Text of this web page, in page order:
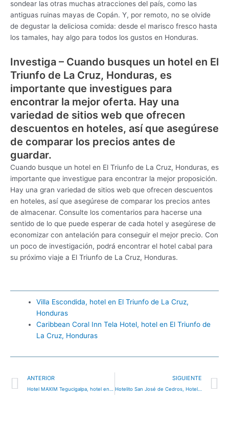
sondear las otras muchas atracciones del país, como las
antiguas ruinas mayas de Copán. Y, por remoto, no se olvide
de degustar la deliciosa comida: desde el marisco fresco hasta
los tamales, hay algo para todos los gustos en Honduras.
Investiga – Cuando busques un hotel en El
Triunfo de La Cruz, Honduras, es
importante que investigues para
encontrar la mejor oferta. Hay una
variedad de sitios web que ofrecen
descuentos en hoteles, así que asegúrese
de comparar los precios antes de
guardar.
Cuando busque un hotel en El Triunfo de La Cruz, Honduras, es
importante que investigue para encontrar la mejor proposición.
Hay una gran variedad de sitios web que ofrecen descuentos
en hoteles, así que asegúrese de comparar los precios antes
de almacenar. Consulte los comentarios para hacerse una
sentido de lo que puede esperar de cada hotel y asegúrese de
economizar con antelación para conseguir el mejor precio. Con
un poco de investigación, podrá encontrar el hotel cabal para
su próximo viaje a El Triunfo de La Cruz, Honduras.
Villa Escondida, hotel en El Triunfo de La Cruz,
Honduras
Caribbean Coral Inn Tela Hotel, hotel en El Triunfo de
La Cruz, Honduras
Ant
ANTERIOR SIGUIENTE
Hotelito San José de Cedros, Hotel en Cedros, Honduras